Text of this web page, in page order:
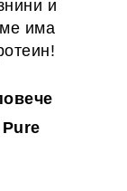
и
има